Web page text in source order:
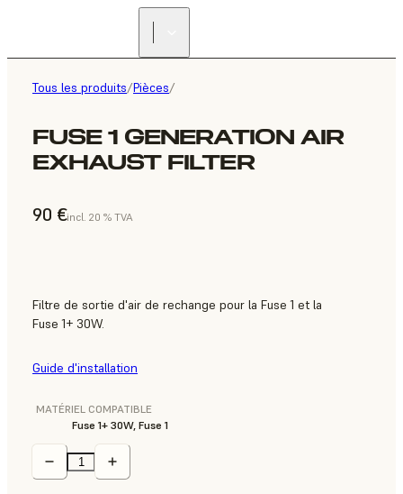
Tous les produits/Pièces/
FUSE 1 GENERATION AIR
EXHAUST FILTER
90 €incl. 20 % TVA
Filtre de sortie d'air de rechange pour la Fuse 1 et la
Fuse 1+ 30W.
Guide d'installation
MATÉRIEL COMPATIBLE
Fuse 1+ 30W, Fuse 1